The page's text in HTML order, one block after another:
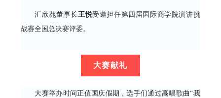
汇欣苑董事长王悦受邀担任第四届国际商学院演讲挑
战赛全国总决赛评委。
大赛献礼
大赛举办时间正值国庆假期，选手们通过高唱歌曲“我